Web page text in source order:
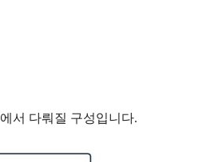
에서 다뤄질 구성입니다.